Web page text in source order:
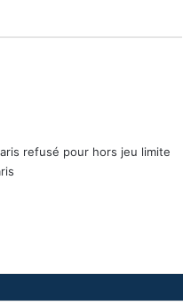
refusé pour hors jeu limite